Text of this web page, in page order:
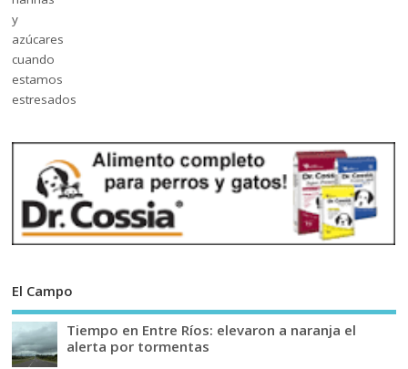
El Campo
Tiempo en Entre Ríos: elevaron a naranja el
alerta por tormentas